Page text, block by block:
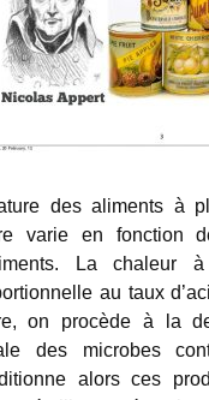
des aliments à
varie en fonction
La chaleur
au taux
on procède à la
des microbes
alors ces